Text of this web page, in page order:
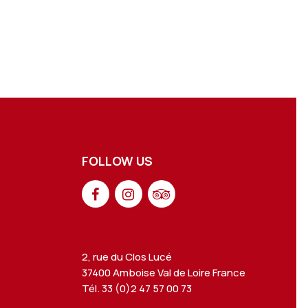
FOLLOW US
2, rue du Clos Lucé
37400 Amboise Val de Loire France
Tél. 33 (0)2 47 57 00 73